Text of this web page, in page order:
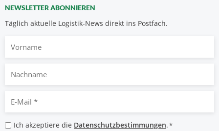
NEWSLETTER ABONNIEREN
Täglich aktuelle Logistik-News direkt ins Postfach.
Nachname
Mail
*
Datenschutzbestimmungen
Ich akzeptiere die Datenschutzbestimmungen.*